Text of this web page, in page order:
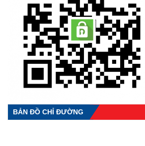
BẢN ĐỒ CHỈ ĐƯỜNG